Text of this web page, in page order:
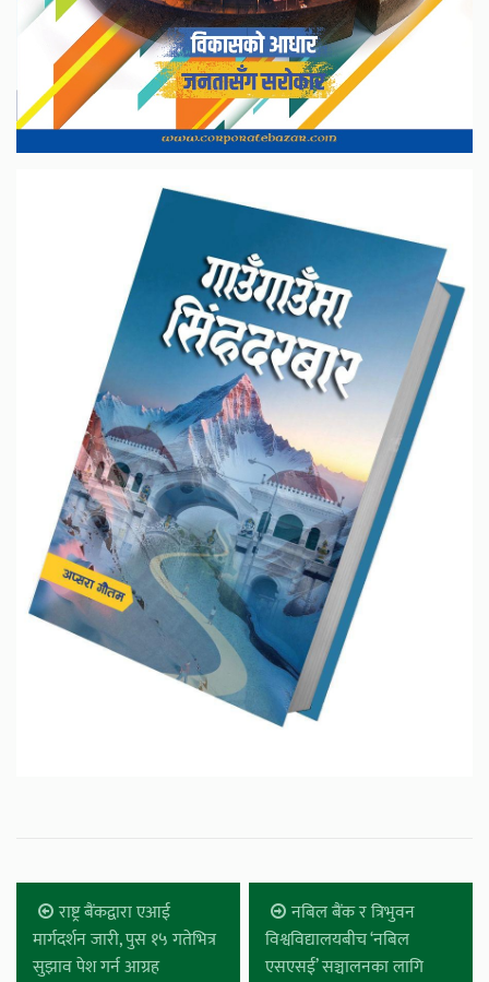
राष्ट्र बैंकद्वारा एआई
मार्गदर्शन जारी, पुस १५ गतेभित्र
सुझाव पेश गर्न आग्रह
नबिल बैंक र त्रिभुवन
विश्वविद्यालयबीच ‘नबिल
एसएसई’ सञ्चालनका लागि